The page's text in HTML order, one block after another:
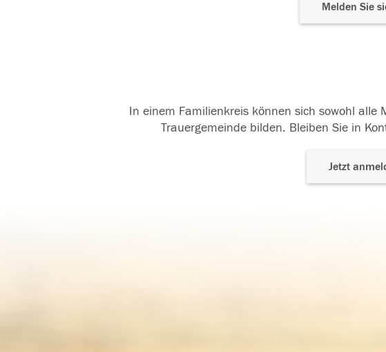
Melden Sie
In einem Familienkreis können sich sowohl
Trauergemeinde bilden. Bleiben Sie in
Jetzt